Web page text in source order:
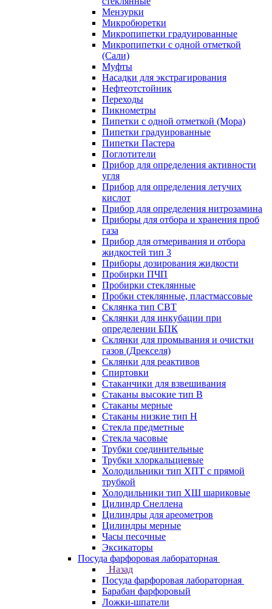
Мензурки
Микробюретки
Микропипетки градуированные
Микропипетки с одной отметкой
(Сали)
Муфты
Насадки для экстрагирования
Нефтеотстойник
Переходы
Пикнометры
Пипетки с одной отметкой (Мора)
Пипетки градуированные
Пипетки Пастера
Поглотители
Прибор для определения активности
угля
Прибор для определения летучих
кислот
Прибор для определения нитрозамина
Приборы для отбора и хранения проб
газа
Прибор для отмеривания и отбора
жидкостей тип 3
Приборы дозирования жидкости
Пробирки ПЧП
Пробирки стеклянные
Пробки стеклянные, пластмассовые
Склянка тип СВТ
Склянки для инкубации при
определении БПК
Склянки для промывания и очистки
газов (Дрекселя)
Склянки для реактивов
Спиртовки
Стаканчики для взвешивания
Стаканы высокие тип В
Стаканы мерные
Стаканы низкие тип Н
Стекла предметные
Стекла часовые
Трубки соединительные
Трубки хлоркальциевые
Холодильники тип ХПТ с прямой
трубкой
Холодильники тип ХШ шариковые
Цилиндр Снеллена
Цилиндры для ареометров
Цилиндры мерные
Часы песочные
Эксикаторы
Посуда фарфоровая лабораторная
Назад
Посуда фарфоровая лабораторная
Барабан фарфоровый
Ложки-шпатели